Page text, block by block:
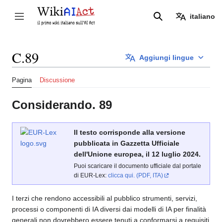
contenuto
Attiva/disattiva la barra laterale Ricerca italiano
Aggiungi lingue
C.89
Pagina Discussione
Considerando. 89
Il testo corrisponde alla versione
pubblicata in Gazzetta Ufficiale
dell'Unione europea, il 12 luglio 2024.
Puoi scaricare il documento ufficiale dal portale
di EUR-Lex: clicca qui. (PDF, ITA)
I terzi che rendono accessibili al pubblico strumenti, servizi,
processi o componenti di IA diversi dai modelli di IA per finalità
generali non dovrebbero essere tenuti a conformarsi a requisiti